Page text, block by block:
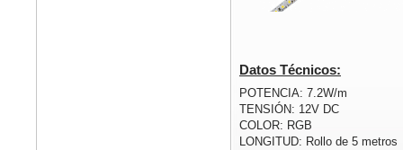
Datos Técnicos:
POTENCIA: 7.2W/m
TENSIÓN: 12V DC
COLOR: RGB
LONGITUD: Rollo de 5 metros